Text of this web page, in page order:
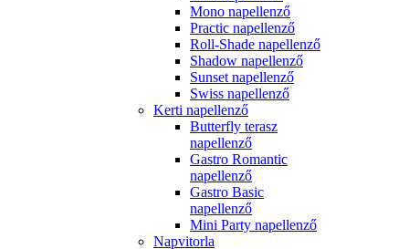
Mono napellenző
Practic napellenző
Roll-Shade napellenző
Shadow napellenző
Sunset napellenző
Swiss napellenző
Kerti napellenző
Butterfly terasz
napellenző
Gastro Romantic
napellenző
Gastro Basic
napellenző
Mini Party napellenző
Napvitorla